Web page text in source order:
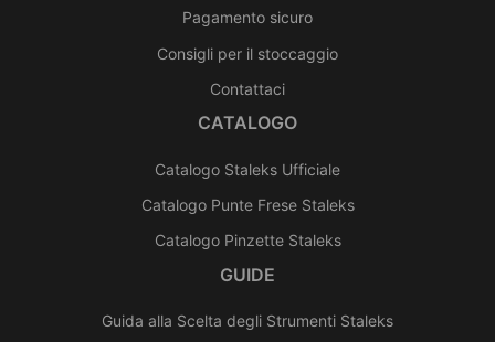
Pagamento sicuro
Consigli per il stoccaggio
Contattaci
CATALOGO
Catalogo Staleks Ufficiale
Catalogo Punte Frese Staleks
Catalogo Pinzette Staleks
GUIDE
Guida alla Scelta degli Strumenti Staleks